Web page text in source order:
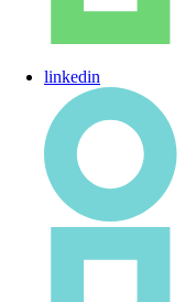
linkedin